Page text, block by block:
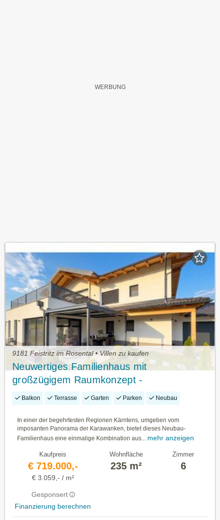
9181 Feistritz im Rosental • Villen zu kaufen
Neuwertiges Familienhaus mit
großzügigem Raumkonzept -
Bergpanorama und modernste Ausstattung
Balkon Terrasse Garten Parken Neubau
In einer der begehrtesten Regionen Kärntens, umgeben vom
imposanten Panorama der Karawanken, bietet dieses Neubau-
Familienhaus eine einmalige Kombination aus... mehr anzeigen
Kaufpreis
€ 719.000,-
€ 3.059,- / m²
Gesponsert
Finanzierung berechnen
Wohnfläche
235 m²
Zimmer
6